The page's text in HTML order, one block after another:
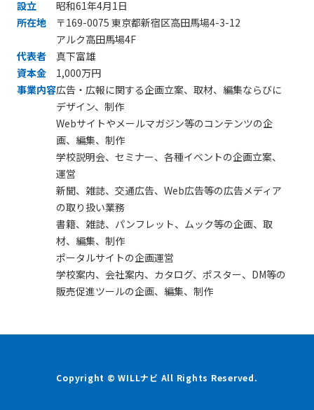
設立
昭和61年4月1日
所在地
〒169-0075 東京都新宿区高田馬場4-3-12
アルク高田馬場4F
代表者
真下富雄
資本金
1,000万円
事業内容広告・広報に関する企画立案、取材、編集ならびに
デザイン、制作
Webサイトやメールマガジン等のコンテンツの企
画、編集、制作
学校説明会、セミナー、各種イベントの企画立案、
運営
新聞、雑誌、交通広告、Web広告等の広告メディア
の取り扱い業務
書籍、雑誌、パンフレット、ムック等の企画、取
材、編集、制作
ポータルサイトの企画運営
学校案内、会社案内、カタログ、ポスター、DM等の
販売促進ツールの企画、編集、制作
Copyright © WILLナビ All Rights Reserved.